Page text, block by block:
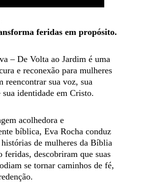
feridas em propósito.
– De Volta ao Jardim é uma
e reconexão para mulheres
reencontrar sua voz, sua
sua identidade em Cristo.
acolhedora e
bíblica, Eva Rocha conduz
de mulheres da Bíblia
feridas, descobriram que suas
se tornar caminhos de fé,